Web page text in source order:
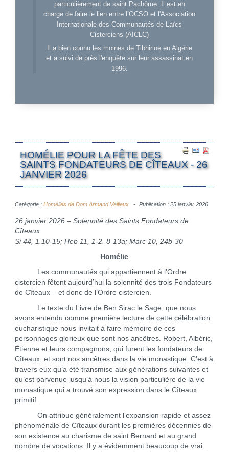
particulièrement de saint Pachôme. Il est en
charge de faire le lien entre l’OCSO et l'Association
Internationale des Communautés de Laïcs
Cisterciens (AICLC)
Il a bien connu les moines de Tibhirine en Algérie
et a suivi de près l'enquête sur leur assassinat en
1996.
HOMÉLIE POUR LA FÊTE DES
SAINTS FONDATEURS DE CÎTEAUX - 26
JANVIER 2026
Catégorie : Homélies de Dom Armand Veilleux Publication : 25 janvier 2026
26 janvier 2026 – Solennité des Saints Fondateurs de
Cîteaux
Si 44, 1.10-15; Heb 11, 1-2. 8-13a; Marc 10, 24b-30
Homélie
Les communautés qui appartiennent à l’Ordre
cistercien fêtent aujourd’hui la solennité des trois Fondateurs
de Cîteaux – et donc de l’Ordre cistercien.
Le texte du Livre de Ben Sirac le Sage, que nous
avons entendu comme première lecture de cette célébration
eucharistique nous invitait à faire mémoire de ces
personnages glorieux que sont nos ancêtres. Robert, Albéric,
Étienne et leurs compagnons, qui furent les fondateurs de
Cîteaux, et sont nos ancêtres dans la vie monastique. C’est à
travers eux qu’a été transmise aux générations suivantes et
qu’est parvenue jusqu’à nous la vision particulière de la vie
monastique qui a trouvé son expression dans le Cîteaux
primitif.
On attribue généralement l’expansion rapide et assez
phénoménale de Cîteaux durant les premières décennies de
son existence au charisme de saint Bernard et au grand
nombre de vocations. Il y a évidemment beaucoup de vrai